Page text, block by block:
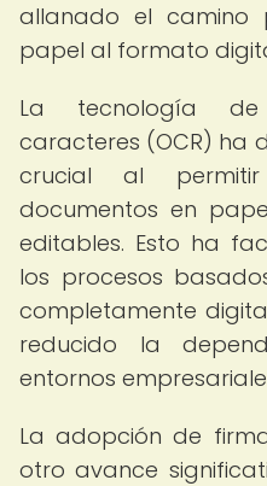
allanado el camino
papel al formato
La tecnología de
caracteres (OCR) ha
crucial al
documentos en
editables. Esto ha
los procesos
completamente
reducido la
entornos
La adopción de
otro avance